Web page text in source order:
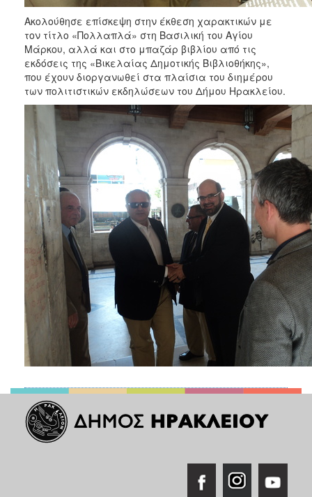
Ακολούθησε επίσκεψη στην έκθεση χαρακτικών με
τον τίτλο «Πολλαπλά» στη Βασιλική του Αγίου
Μάρκου, αλλά και στο μπαζάρ βιβλίου από τις
εκδόσεις της «Βικελαίας Δημοτικής Βιβλιοθήκης»,
που έχουν διοργανωθεί στα πλαίσια του διημέρου
των πολιτιστικών εκδηλώσεων του Δήμου Ηρακλείου.